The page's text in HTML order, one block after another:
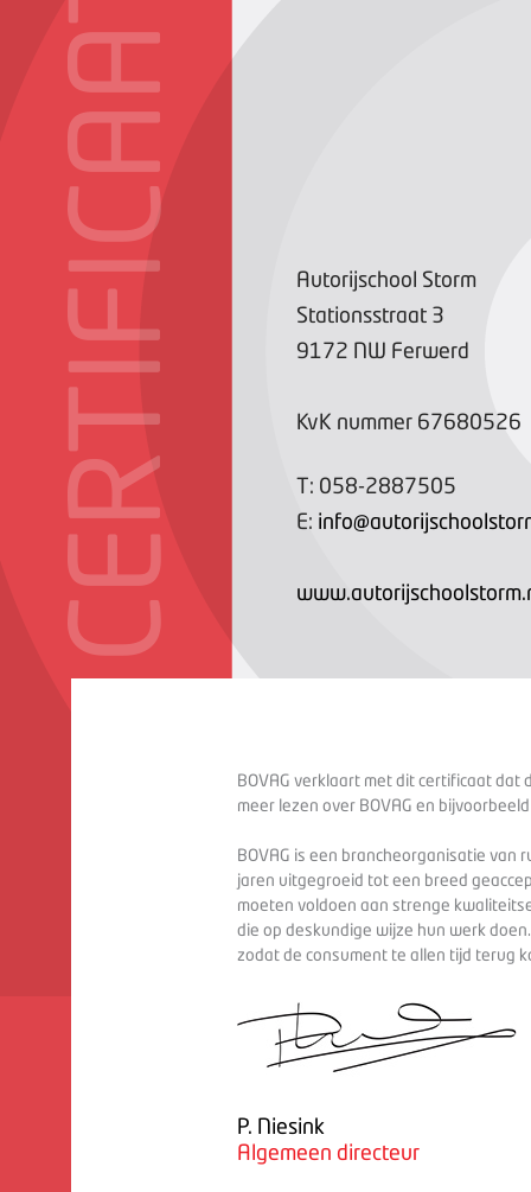
CERTIFICAAT
Autorijschool Storm
Stationsstraat 3
9172 NW Ferwerd
KvK nummer 67680526
T: 058-2887505
E:
BOVAG verklaart met dit certificaat dat
meer lezen over BOVAG en
BOVAG is een brancheorganisatie van
jaren uitgegroeid tot een breed
moeten voldoen aan strenge
die op deskundige wijze hun werk
zodat de consument te allen tijd terug
P. Niesink
Algemeen directeur